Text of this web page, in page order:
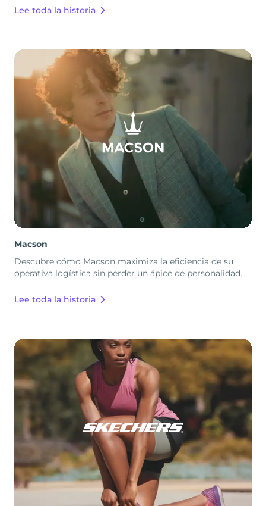
Lee toda la historia
Macson
Descubre cómo Macson maximiza la eficiencia de su
operativa logística sin perder un ápice de personalidad.
Lee toda la historia